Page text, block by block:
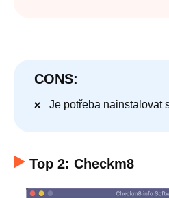
CONS:
Je potřeba nainstalovat
Top 2: Checkm8